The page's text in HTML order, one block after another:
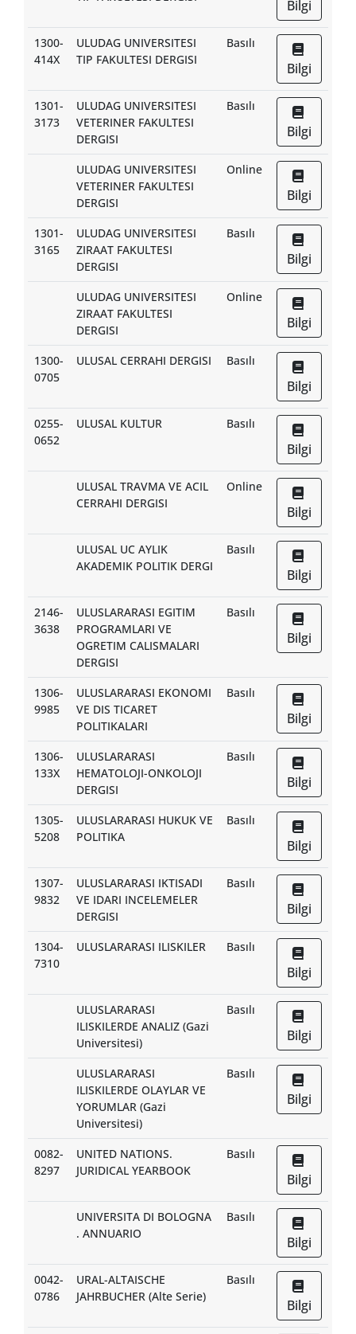
Bilgi
1300-
414X
ULUDAG UNIVERSITESI
TIP FAKULTESI DERGISI
Basılı
Bilgi
1301-
3173
ULUDAG UNIVERSITESI
VETERINER FAKULTESI
DERGISI
Basılı
Bilgi
ULUDAG UNIVERSITESI
VETERINER FAKULTESI
DERGISI
Online
Bilgi
1301-
3165
ULUDAG UNIVERSITESI
ZIRAAT FAKULTESI
DERGISI
Basılı
Bilgi
ULUDAG UNIVERSITESI
ZIRAAT FAKULTESI
DERGISI
Online
Bilgi
1300-
0705
ULUSAL CERRAHI DERGISI Basılı
Bilgi
0255-
0652
ULUSAL KULTUR Basılı
Bilgi
ULUSAL TRAVMA VE ACIL
CERRAHI DERGISI
Online
Bilgi
ULUSAL UC AYLIK
AKADEMIK POLITIK DERGI
Basılı
Bilgi
2146-
3638
ULUSLARARASI EGITIM
PROGRAMLARI VE
OGRETIM CALISMALARI
DERGISI
Basılı
Bilgi
1306-
9985
ULUSLARARASI EKONOMI
VE DIS TICARET
POLITIKALARI
Basılı
Bilgi
1306-
133X
ULUSLARARASI
HEMATOLOJI-ONKOLOJI
DERGISI
Basılı
Bilgi
1305-
5208
ULUSLARARASI HUKUK VE
POLITIKA
Basılı
Bilgi
1307-
9832
ULUSLARARASI IKTISADI
VE IDARI INCELEMELER
DERGISI
Basılı
Bilgi
1304-
7310
ULUSLARARASI ILISKILER Basılı
Bilgi
ULUSLARARASI
ILISKILERDE ANALIZ (Gazi
Universitesi)
Basılı
Bilgi
ULUSLARARASI
ILISKILERDE OLAYLAR VE
YORUMLAR (Gazi
Universitesi)
Basılı
Bilgi
0082-
8297
UNITED NATIONS.
JURIDICAL YEARBOOK
Basılı
Bilgi
UNIVERSITA DI BOLOGNA
. ANNUARIO
Basılı
Bilgi
0042-
0786
URAL-ALTAISCHE
JAHRBUCHER (Alte Serie)
Basılı
Bilgi